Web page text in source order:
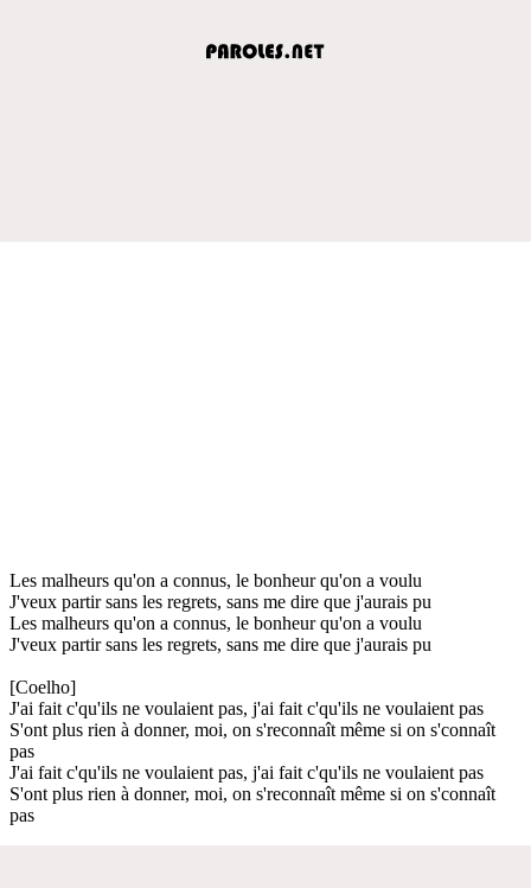
Les malheurs qu'on a connus, le bonheur qu'on a voulu
J'veux partir sans les regrets, sans me dire que j'aurais pu
Les malheurs qu'on a connus, le bonheur qu'on a voulu
J'veux partir sans les regrets, sans me dire que j'aurais pu
[Coelho]
J'ai fait c'qu'ils ne voulaient pas, j'ai fait c'qu'ils ne voulaient pas
S'ont plus rien à donner, moi, on s'reconnaît même si on s'connaît
pas
J'ai fait c'qu'ils ne voulaient pas, j'ai fait c'qu'ils ne voulaient pas
S'ont plus rien à donner, moi, on s'reconnaît même si on s'connaît
pas